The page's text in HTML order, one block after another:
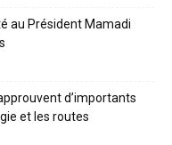
au Président Mamadi
d’importants
et les routes